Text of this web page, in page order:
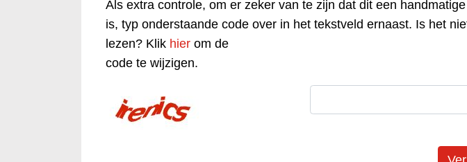
Als extra controle, om er zeker van te zijn dat dit een
is, typ onderstaande code over in het tekstveld ernaast. Is het
lezen? Klik hier om de
code te wijzigen.